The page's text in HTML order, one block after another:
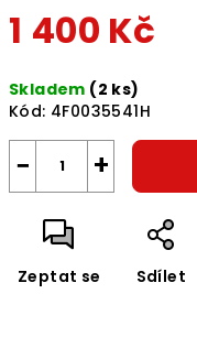
1 400 Kč
cena:
Skladem (2 ks)
Kód: 4F0035541H
+
−
Zeptat se Sdílet